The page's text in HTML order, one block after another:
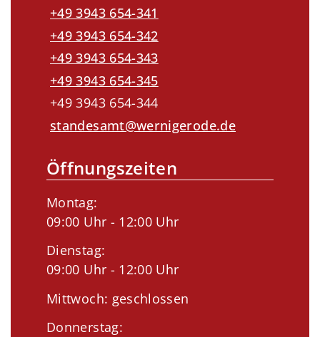
+49 3943 654-341
+49 3943 654-342
+49 3943 654-343
+49 3943 654-345
+49 3943 654-344
standesamt@wernigerode.de
Öffnungszeiten
Montag:
09:00 Uhr - 12:00 Uhr
Dienstag:
09:00 Uhr - 12:00 Uhr
Mittwoch: geschlossen
Donnerstag: